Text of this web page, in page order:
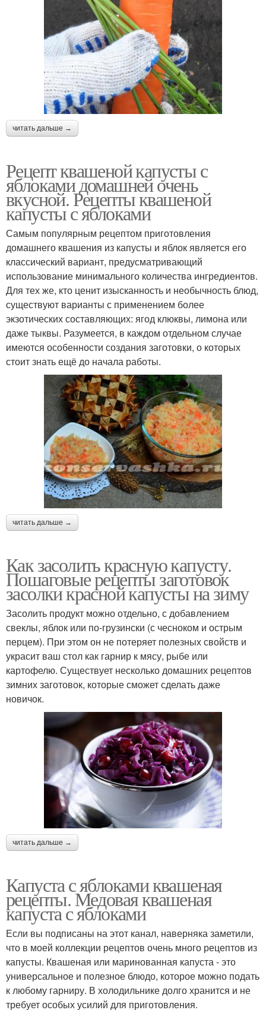
читать дальше →
Рецепт квашеной капусты с
яблоками домашней очень
вкусной. Рецепты квашеной
капусты с яблоками
Самым популярным рецептом приготовления
домашнего квашения из капусты и яблок является его
классический вариант, предусматривающий
использование минимального количества ингредиентов.
Для тех же, кто ценит изысканность и необычность блюд,
существуют варианты с применением более
экзотических составляющих: ягод клюквы, лимона или
даже тыквы. Разумеется, в каждом отдельном случае
имеются особенности создания заготовки, о которых
стоит знать ещё до начала работы.
читать дальше →
Как засолить красную капусту.
Пошаговые рецепты заготовок
засолки красной капусты на зиму
Засолить продукт можно отдельно, с добавлением
свеклы, яблок или по-грузински (с чесноком и острым
перцем). При этом он не потеряет полезных свойств и
украсит ваш стол как гарнир к мясу, рыбе или
картофелю. Существует несколько домашних рецептов
зимних заготовок, которые сможет сделать даже
новичок.
читать дальше →
Капуста с яблоками квашеная
рецепты. Медовая квашеная
капуста с яблоками
Если вы подписаны на этот канал, наверняка заметили,
что в моей коллекции рецептов очень много рецептов из
капусты. Квашеная или маринованная капуста - это
универсальное и полезное блюдо, которое можно подать
к любому гарниру. В холодильнике долго хранится и не
требует особых усилий для приготовления.